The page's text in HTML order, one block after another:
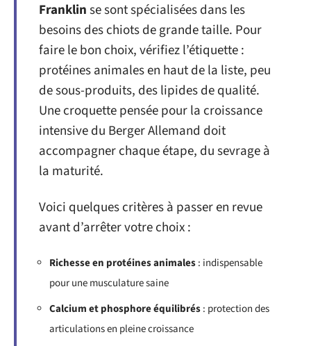
Franklinse sont spécialisées dans les
besoins des chiots de grande taille. Pour
faire le bon choix, vérifiez l’étiquette :
protéines animales en haut de la liste, peu
de sous-produits, des lipides de qualité.
Une croquette pensée pour la croissance
intensive du Berger Allemand doit
accompagner chaque étape, du sevrage à
la maturité.
Voici quelques critères à passer en revue
avant d’arrêter votre choix :
Richesse en protéines animales: indispensable
pour une musculature saine
Calcium et phosphore équilibrés: protection des
articulations en pleine croissance